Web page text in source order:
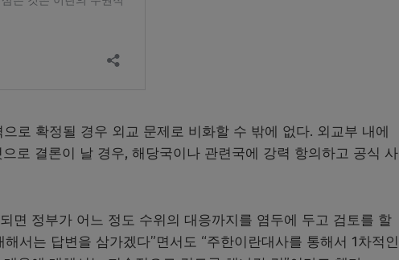
로 확정될 경우 외교 문제로 비화할 수 밖에 없다. 외교부 내에
로 결론이 날 경우, 해당국이나 관련국에 강력 항의하고 공식 사
면 정부가 어느 정도 수위의 대응까지를 염두에 두고 검토를 할
서는 답변을 삼가겠다”면서도 “주한이란대사를 통해서 1차적인